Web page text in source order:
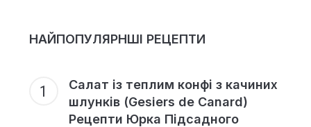
НАЙПОПУЛЯРНШІ РЕЦЕПТИ
Салат із теплим конфі з качиних
шлунків (Gesiers de Canard)
Рецепти Юрка Підсадного